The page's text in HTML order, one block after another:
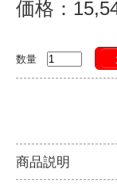
価格：
数量
商品説明